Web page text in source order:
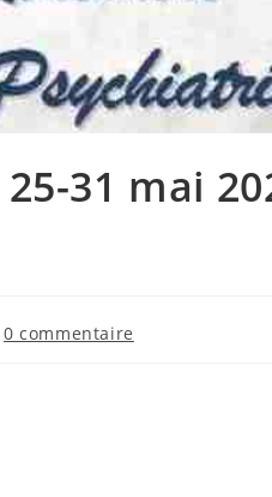
31 mai
0 commentaire